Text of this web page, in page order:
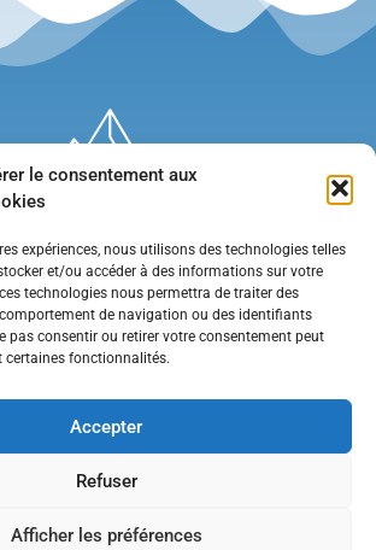
le consentement aux
expériences, nous utilisons des technologies telles
et/ou accéder à des informations sur votre
technologies nous permettra de traiter des
de navigation ou des identifiants
pas consentir ou retirer votre consentement peut
certaines fonctionnalités.
Accepter
Refuser
Afficher les préférences
•Contact